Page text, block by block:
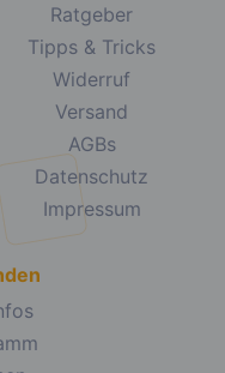
Ratgeber
Tipps & Tricks
Widerruf
Versand
AGBs
Datenschutz
Impressum